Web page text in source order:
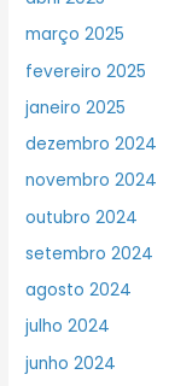
março 2025
fevereiro 2025
janeiro 2025
dezembro 2024
novembro 2024
outubro 2024
setembro 2024
agosto 2024
julho 2024
junho 2024